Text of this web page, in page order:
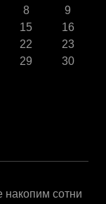
8
9
15
16
22
23
29
30
накопим сотни